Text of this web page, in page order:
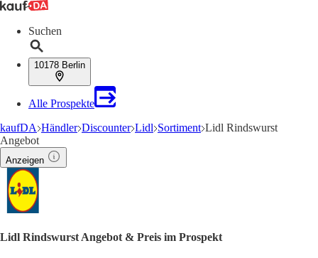
Suchen
10178 Berlin
Alle Prospekte
kaufDA Händler Discounter Lidl Sortiment Lidl Rindswurst
Angebot
Anzeigen
Lidl Rindswurst Angebot & Preis im Prospekt